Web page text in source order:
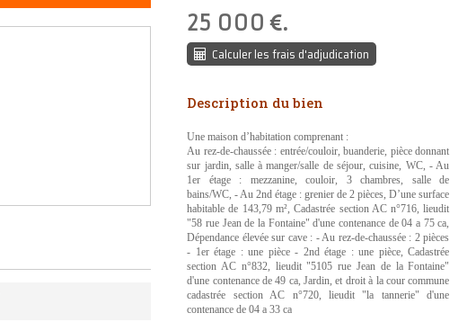
25 000 .
Calculer les frais d'adjudication
Description du bien
Une maison d’habitation comprenant :
Au rez-de-chaussée : entrée/couloir, buanderie, pièce donnant
sur jardin, salle à manger/salle de séjour, cuisine, WC, - Au
1er étage : mezzanine, couloir, 3 chambres, salle de
bains/WC, - Au 2nd étage : grenier de 2 pièces, D’une surface
habitable de 143,79 m², Cadastrée section AC n°716, lieudit
"58 rue Jean de la Fontaine" d'une contenance de 04 a 75 ca,
Dépendance élevée sur cave : - Au rez-de-chaussée : 2 pièces
- 1er étage : une pièce - 2nd étage : une pièce, Cadastrée
section AC n°832, lieudit "5105 rue Jean de la Fontaine"
d'une contenance de 49 ca, Jardin, et droit à la cour commune
cadastrée section AC n°720, lieudit "la tannerie" d'une
contenance de 04 a 33 ca